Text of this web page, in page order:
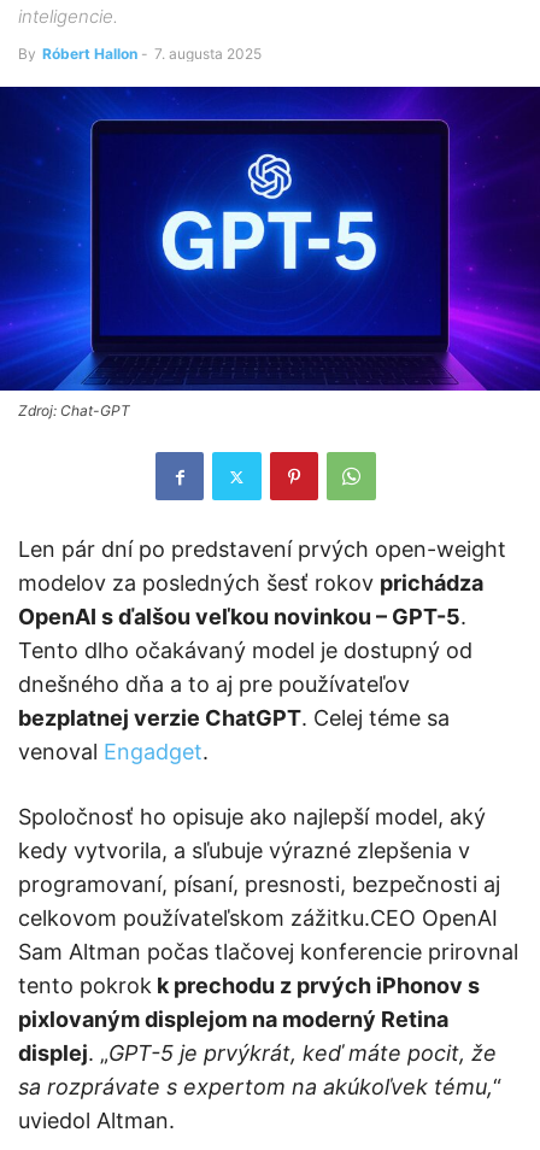
inteligencie.
By Róbert Hallon - 7. augusta 2025
Zdroj: Chat-GPT
Len pár dní po predstavení prvých open-weight
modelov za posledných šesť rokov prichádza
OpenAI s ďalšou veľkou novinkou – GPT-5.
Tento dlho očakávaný model je dostupný od
dnešného dňa a to aj pre používateľov
bezplatnej verzie ChatGPT. Celej téme sa
venoval Engadget.
Spoločnosť ho opisuje ako najlepší model, aký
kedy vytvorila, a sľubuje výrazné zlepšenia v
programovaní, písaní, presnosti, bezpečnosti aj
celkovom používateľskom zážitku.CEO OpenAI
Sam Altman počas tlačovej konferencie prirovnal
tento pokrok k prechodu z prvých iPhonov s
pixlovaným displejom na moderný Retina
displej. „GPT-5 je prvýkrát, keď máte pocit, že
sa rozprávate s expertom na akúkoľvek tému,“
uviedol Altman.